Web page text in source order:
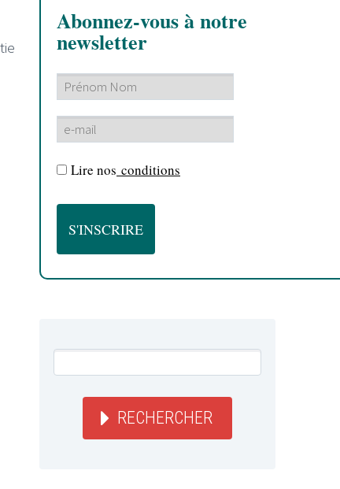
Abonnez-vous à notre
newsletter
Lire nos conditions
RECHERCHER